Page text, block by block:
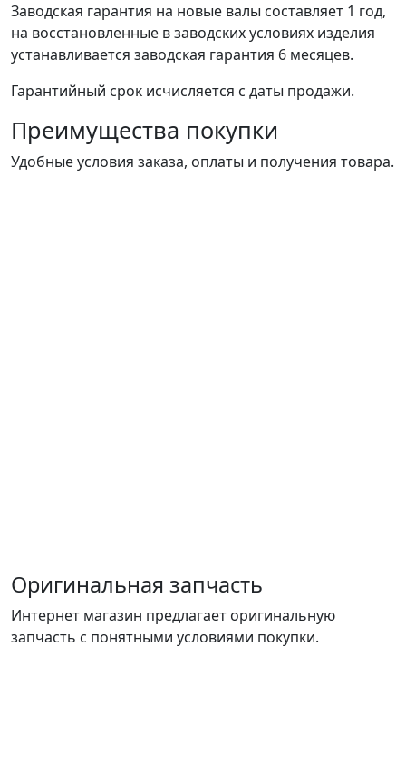
Заводская гарантия на новые валы составляет 1 год,
на восстановленные в заводских условиях изделия
устанавливается заводская гарантия 6 месяцев.
Гарантийный срок исчисляется с даты продажи.
Преимущества покупки
Удобные условия заказа, оплаты и получения товара.
Оригинальная запчасть
Интернет магазин предлагает оригинальную
запчасть с понятными условиями покупки.